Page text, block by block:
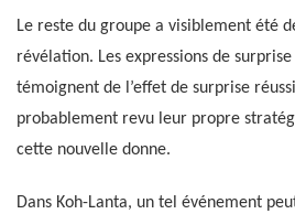
Le reste du groupe a visiblement été
révélation. Les expressions de
témoignent de l’effet de surprise
probablement revu leur propre
cette nouvelle donne.
Dans Koh-Lanta, un tel événement